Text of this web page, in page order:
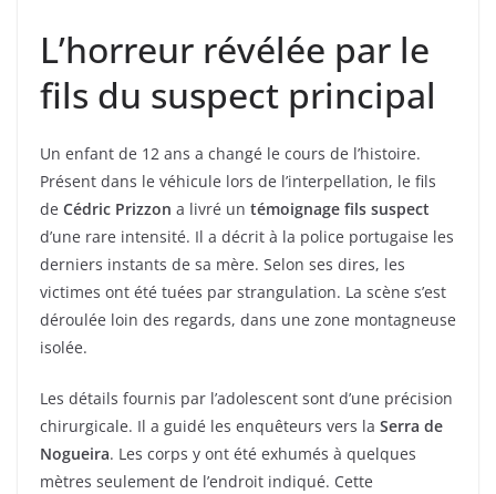
L’horreur révélée par le
fils du suspect principal
Un enfant de 12 ans a changé le cours de l’histoire.
Présent dans le véhicule lors de l’interpellation, le fils
de Cédric Prizzon a livré un témoignage fils suspect
d’une rare intensité. Il a décrit à la police portugaise les
derniers instants de sa mère. Selon ses dires, les
victimes ont été tuées par strangulation. La scène s’est
déroulée loin des regards, dans une zone montagneuse
isolée.
Les détails fournis par l’adolescent sont d’une précision
chirurgicale. Il a guidé les enquêteurs vers la Serra de
Nogueira. Les corps y ont été exhumés à quelques
mètres seulement de l’endroit indiqué. Cette